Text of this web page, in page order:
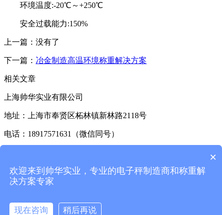
环境温度:-20℃～+250℃
安全过载能力:150%
上一篇：没有了
下一篇： 冶金制造高温环境称重解决方案
相关文章
上海帅华实业有限公司
地址：上海市奉贤区柘林镇新林路2118号
电话：18917571631（微信同号）
版权所有：上海帅华实业有限公司
产品展示
×
欢迎来到帅华实业，专业的电子秤制造商和称重解
决方案专家
现在咨询
稍后再说